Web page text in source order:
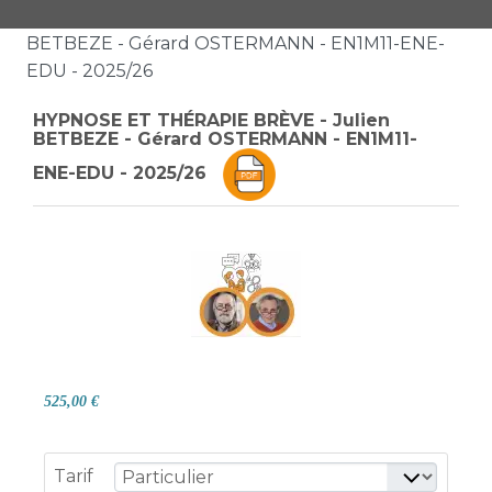
BETBEZE - Gérard OSTERMANN - EN1M11-ENE-
EDU - 2025/26
HYPNOSE ET THÉRAPIE BRÈVE - Julien
BETBEZE - Gérard OSTERMANN - EN1M11-
ENE-EDU - 2025/26
525,00 €
Tarif